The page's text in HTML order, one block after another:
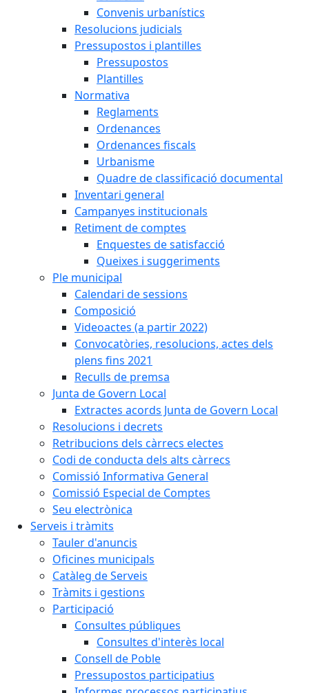
Convenis urbanístics
Resolucions judicials
Pressupostos i plantilles
Pressupostos
Plantilles
Normativa
Reglaments
Ordenances
Ordenances fiscals
Urbanisme
Quadre de classificació documental
Inventari general
Campanyes institucionals
Retiment de comptes
Enquestes de satisfacció
Queixes i suggeriments
Ple municipal
Calendari de sessions
Composició
Videoactes (a partir 2022)
Convocatòries, resolucions, actes dels
plens fins 2021
Reculls de premsa
Junta de Govern Local
Extractes acords Junta de Govern Local
Resolucions i decrets
Retribucions dels càrrecs electes
Codi de conducta dels alts càrrecs
Comissió Informativa General
Comissió Especial de Comptes
Seu electrònica
Serveis i tràmits
Tauler d'anuncis
Oficines municipals
Catàleg de Serveis
Tràmits i gestions
Participació
Consultes públiques
Consultes d'interès local
Consell de Poble
Pressupostos participatius